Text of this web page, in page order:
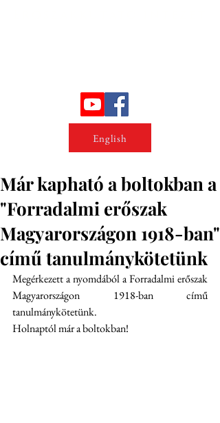
English
Már kapható a boltokban a
"Forradalmi erőszak
Magyarországon 1918-ban"
című tanulmánykötetünk
Megérkezett a nyomdából a Forradalmi erőszak
Magyarországon 1918-ban című
tanulmánykötetünk.
Holnaptól már a boltokban!